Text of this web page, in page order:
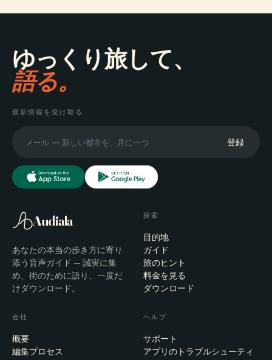
ゆっくり旅して、
語る。
最新情報を受け取る
登録
Audiala
あなたの本当の歩き方に寄り
添う音声ガイド — 誠実に集
め、街のために語り、一度だ
けダウンロード。
探索
目的地
ガイド
旅のヒント
料金を見る
ダウンロード
会社
概要
編集プロセス
ヘルプ
サポート
アプリのトラブルシューティ